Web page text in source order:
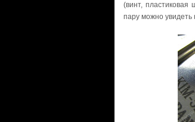
(винт, пластиковая
пару можно